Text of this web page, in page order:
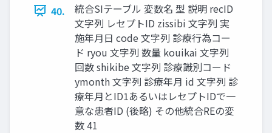
40.
統合SIテーブル 変数名 型 説明 recID
文字列 レセプトID zissibi 文字列 実
施年月日 code 文字列 診療行為コー
ド ryou 文字列 数量 kouikai 文字列
回数 shikibe 文字列 診療識別コード
ymonth 文字列 診療年月 id 文字列 診
療年月とID1あるいはレセプトIDで一
意な患者ID (後略) その他統合REの変
数 41